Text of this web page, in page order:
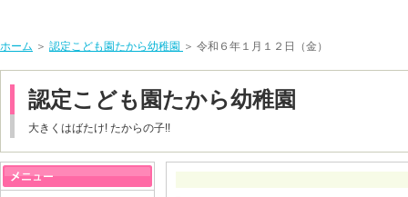
ホーム ＞ 認定こども園たから幼稚園 ＞ 令和６年１月１２日（金）
認定こども園たから幼稚園
大きくはばたけ! たからの子!!